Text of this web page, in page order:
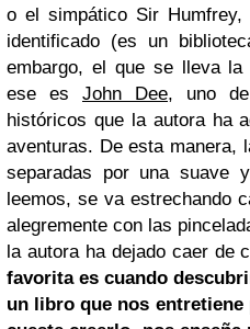
o el simpático Sir
identificado (es un
embargo, el que se lleva
ese es John Dee, uno de
históricos que la autora ha
aventuras. De esta manera,
separadas por una suave
leemos, se va estrechando
alegremente con las
la autora ha dejado caer de
favorita es cuando
un libro que nos entretiene